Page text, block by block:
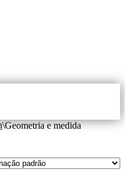
\Geometria e medida